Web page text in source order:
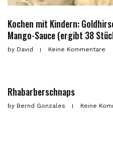
Kochen mit Kindern:
Mango-Sauce (ergibt 38
by David Keine Kommentare
Rhabarberschnaps
by Bernd Gonzales Keine